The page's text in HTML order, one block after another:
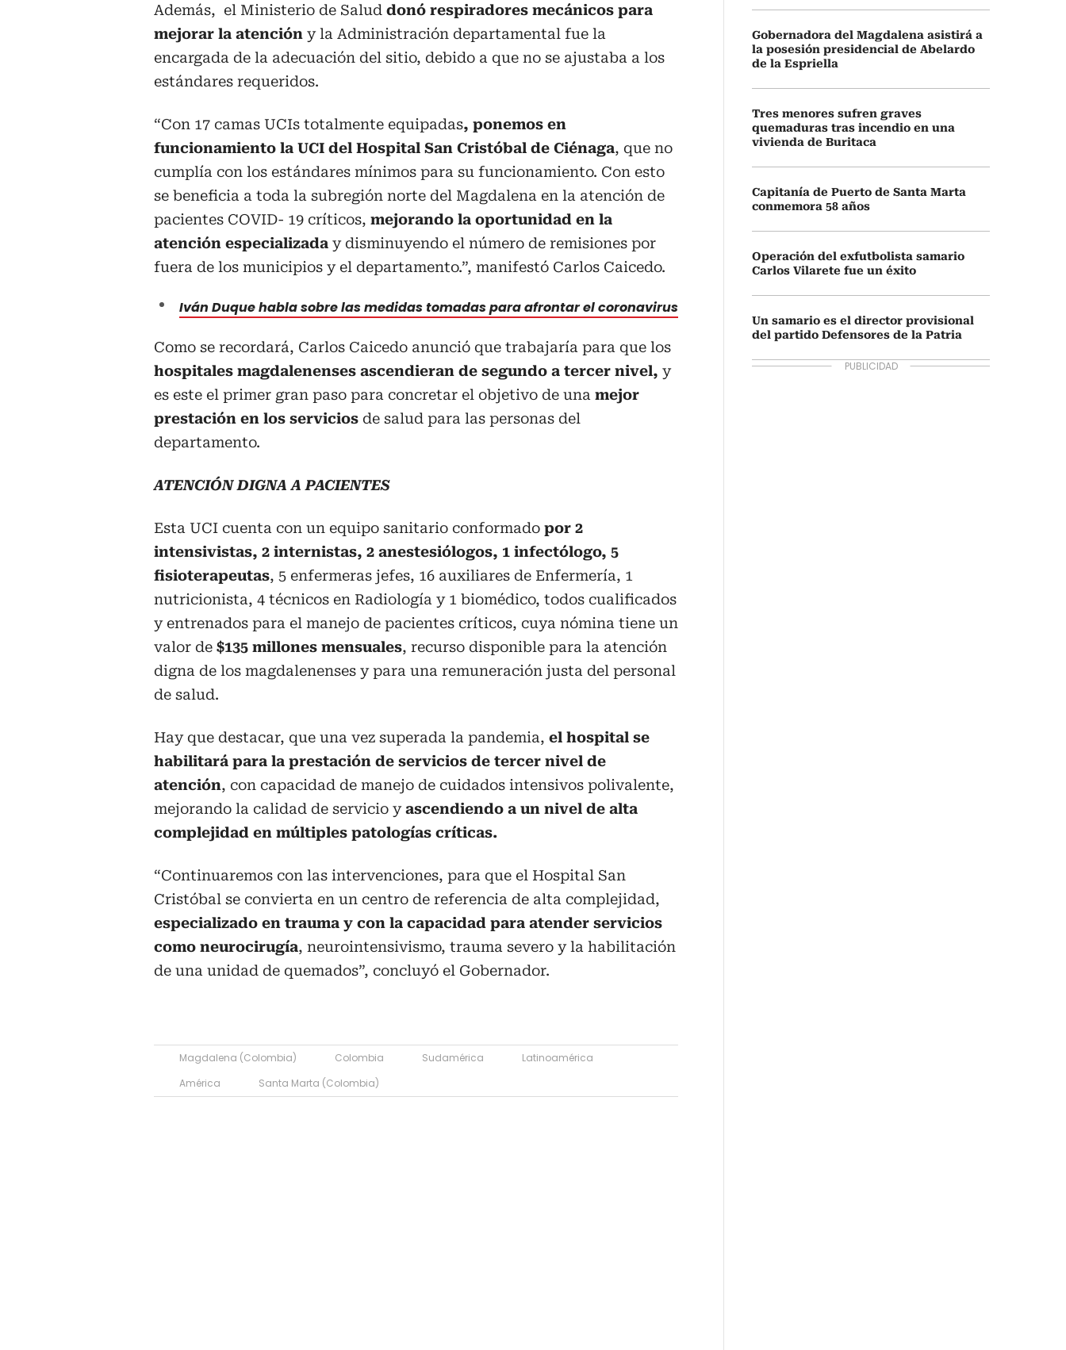
Además, el Ministerio de Salud donó respiradores mecánicos para
mejorar la atención y la Administración departamental fue la
encargada de la adecuación del sitio, debido a que no se ajustaba a los
estándares requeridos.
“Con 17 camas UCIs totalmente equipadas, ponemos en
funcionamiento la UCI del Hospital San Cristóbal de Ciénaga, que no
cumplía con los estándares mínimos para su funcionamiento. Con esto
se beneficia a toda la subregión norte del Magdalena en la atención de
pacientes COVID- 19 críticos, mejorando la oportunidad en la
atención especializada y disminuyendo el número de remisiones por
fuera de los municipios y el departamento.”, manifestó Carlos Caicedo.
Iván Duque habla sobre las medidas tomadas para afrontar el coronavirus
Como se recordará, Carlos Caicedo anunció que trabajaría para que los
hospitales magdalenenses ascendieran de segundo a tercer nivel, y
es este el primer gran paso para concretar el objetivo de una mejor
prestación en los servicios de salud para las personas del
departamento.
ATENCIÓN DIGNA A PACIENTES
Esta UCI cuenta con un equipo sanitario conformado por 2
intensivistas, 2 internistas, 2 anestesiólogos, 1 infectólogo, 5
fisioterapeutas, 5 enfermeras jefes, 16 auxiliares de Enfermería, 1
nutricionista, 4 técnicos en Radiología y 1 biomédico, todos cualificados
y entrenados para el manejo de pacientes críticos, cuya nómina tiene un
valor de $135 millones mensuales, recurso disponible para la atención
digna de los magdalenenses y para una remuneración justa del personal
de salud.
Hay que destacar, que una vez superada la pandemia, el hospital se
habilitará para la prestación de servicios de tercer nivel de
atención, con capacidad de manejo de cuidados intensivos polivalente,
mejorando la calidad de servicio yascendiendo a un nivel de alta
complejidad en múltiples patologías críticas.
“Continuaremos con las intervenciones, para que el Hospital San
Cristóbal se convierta en un centro de referencia de alta complejidad,
especializado en trauma y con la capacidad para atender servicios
como neurocirugía, neurointensivismo, trauma severo y la habilitación
de una unidad de quemados”, concluyó el Gobernador.
Magdalena (Colombia) Colombia Sudamérica
Latinoamérica
América
Santa Marta (Colombia)
Gobernadora del Magdalena asistirá a
la posesión presidencial de Abelardo
de la Espriella
Tres menores sufren graves
quemaduras tras incendio en una
vivienda de Buritaca
Capitanía de Puerto de Santa Marta
conmemora 58 años
Operación del exfutbolista samario
Carlos Vilarete fue un éxito
Un samario es el director provisional
del partido Defensores de la Patria